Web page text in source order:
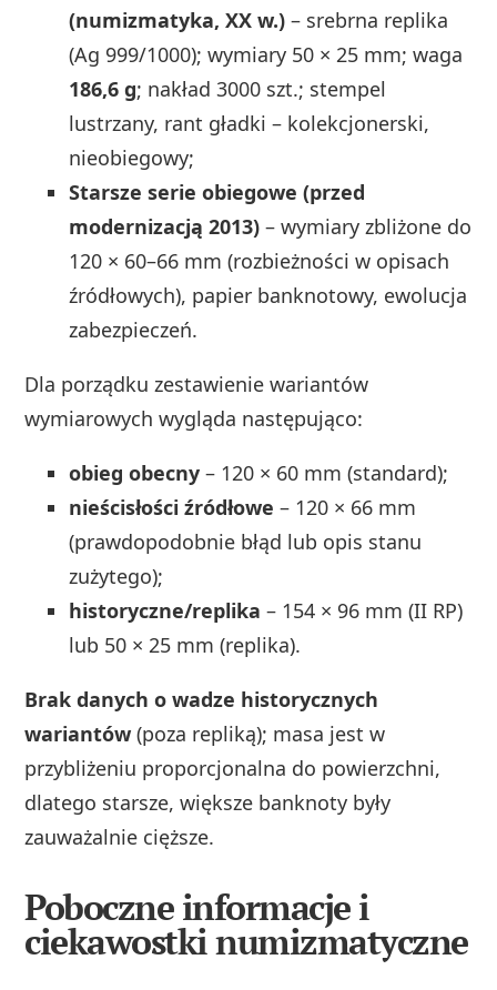
(numizmatyka, XX w.) – srebrna replika
(Ag 999/1000); wymiary 50 × 25 mm; waga
186,6 g; nakład 3000 szt.; stempel
lustrzany, rant gładki – kolekcjonerski,
nieobiegowy;
Starsze serie obiegowe (przed
modernizacją 2013) – wymiary zbliżone do
120 × 60–66 mm (rozbieżności w opisach
źródłowych), papier banknotowy, ewolucja
zabezpieczeń.
Dla porządku zestawienie wariantów
wymiarowych wygląda następująco:
obieg obecny – 120 × 60 mm (standard);
nieścisłości źródłowe – 120 × 66 mm
(prawdopodobnie błąd lub opis stanu
zużytego);
historyczne/replika – 154 × 96 mm (II RP)
lub 50 × 25 mm (replika).
Brak danych o wadze historycznych
wariantów (poza repliką); masa jest w
przybliżeniu proporcjonalna do powierzchni,
dlatego starsze, większe banknoty były
zauważalnie cięższe.
Poboczne informacje i
ciekawostki numizmatyczne